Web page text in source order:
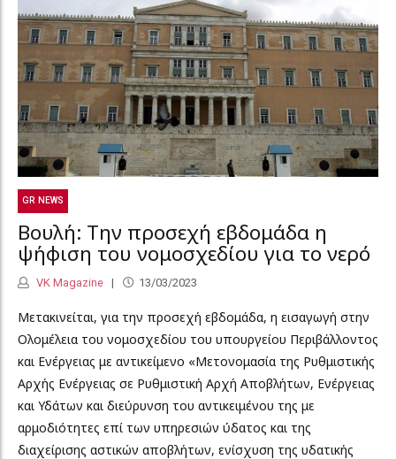
GR NEWS
Βουλή: Την προσεχή εβδομάδα η
ψήφιση του νομοσχεδίου για το νερό
VK Magazine 13/03/2023
Μετακινείται, για την προσεχή εβδομάδα, η εισαγωγή στην
Ολομέλεια του νομοσχεδίου του υπουργείου Περιβάλλοντος
και Ενέργειας με αντικείμενο «Μετονομασία της Ρυθμιστικής
Αρχής Ενέργειας σε Ρυθμιστική Αρχή Αποβλήτων, Ενέργειας
και Υδάτων και διεύρυνση του αντικειμένου της με
αρμοδιότητες επί των υπηρεσιών ύδατος και της
διαχείρισης αστικών αποβλήτων, ενίσχυση της υδατικής